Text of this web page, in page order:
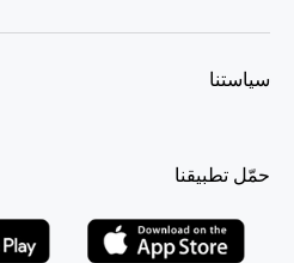
سياستنا
حمّل تطبيقنا